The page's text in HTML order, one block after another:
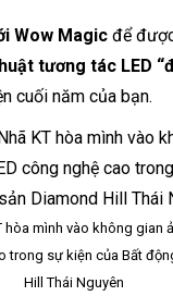
Wow Magicđể
tương tác LED
cuối năm của bạn.
hòa mình vào không gian
trong sự kiện của Bất
Hill Thái Nguyên